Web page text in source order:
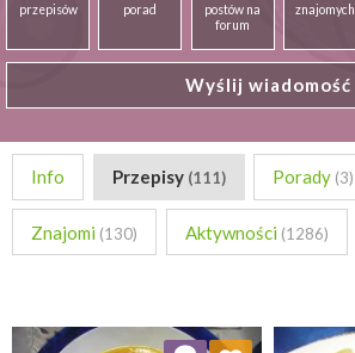
przepisów porad
postów na
forum
znajomych
Wyślij wiadomość
Info Przepisy (111) Porady (3)
Znajomi (130) Aktywności (1286)
Dodaj do ulubionych